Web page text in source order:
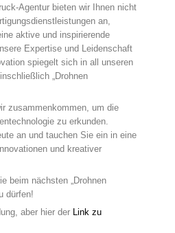
Agentur bieten wir Ihnen nicht
an,
aktive und inspirierende
Expertise und Leidenschaft
spiegelt sich in all unseren
„Drohnen
zusammenkommen, um die
zu erkunden.
an und tauchen Sie ein in eine
und kreativer
beim nächsten „Drohnen
dürfen!
aber hier der Link zu